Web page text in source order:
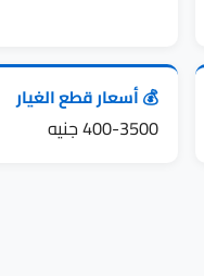
💰 أسعار قطع الغيار
400-3500 جنيه